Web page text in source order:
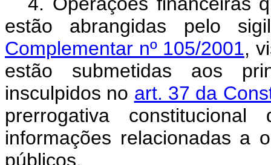
estão abrangidas pelo
Complementar nº 105/2001,
estão submetidas aos
insculpidos no art. 37 da
prerrogativa
informações relacionadas a
públicos.